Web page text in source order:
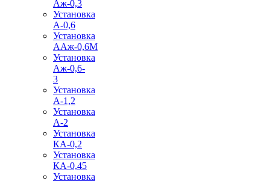
Аж-0,3
Установка
А-0,6
Установка
ААж-0,6М
Установка
Аж-0,6-
3
Установка
А-1,2
Установка
А-2
Установка
КА-0,2
Установка
КА-0,45
Установка